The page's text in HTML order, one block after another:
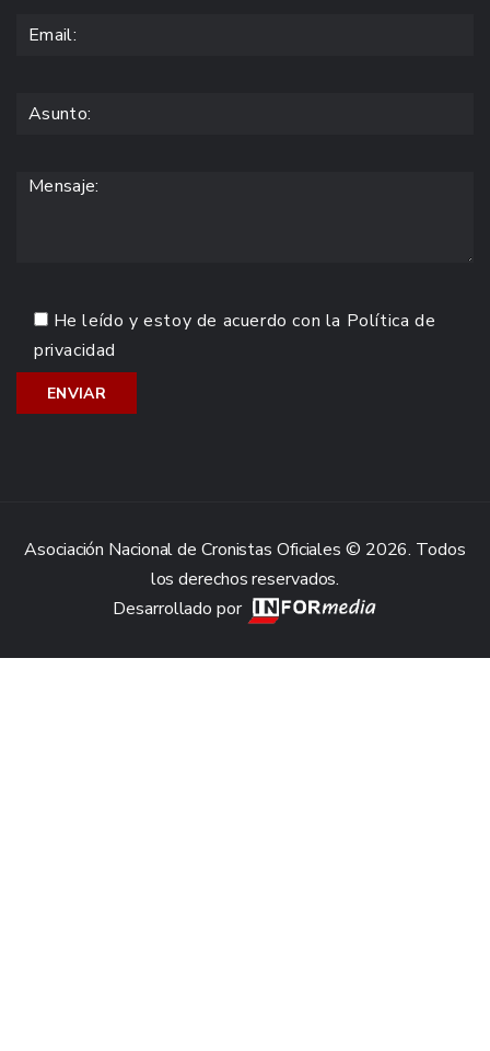
He leído y estoy de acuerdo con la Política de
privacidad
Asociación Nacional de Cronistas Oficiales © 2026. Todos
los derechos reservados.
Desarrollado por